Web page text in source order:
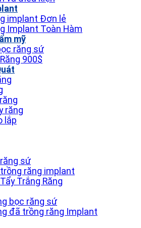
implant Đơn lẻ
Implant Toàn Hàm
mỹ
răng sứ
900$
răng
lắp
sứ
răng implant
Trắng Răng
bọc răng sứ
đã trồng răng Implant